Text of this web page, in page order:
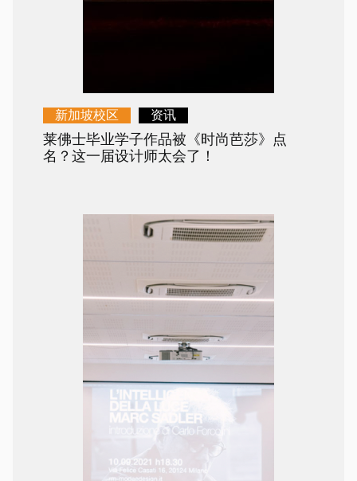
新加坡校区 资讯
莱佛士毕业学子作品被《时尚芭莎》点
名？这一届设计师太会了！